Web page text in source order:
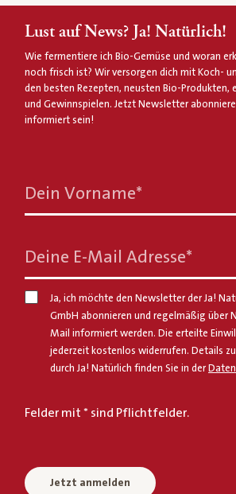
Lust auf News? Ja! Natürlich!
Wie fermentiere ich Bio-Gemüse und woran
noch frisch ist? Wir versorgen dich mit Koch-
den besten Rezepten, neusten Bio-Produkten,
und Gewinnspielen. Jetzt Newsletter
informiert sein!
Dein Vorname*
Deine E-Mail Adresse*
Ja, ich möchte den Newsletter der Ja!
GmbH abonnieren und regelmäßig über
Mail informiert werden. Die erteilte
jederzeit kostenlos widerrufen. Details
durch Ja! Natürlich finden Sie in der
Felder mit * sind Pflichtfelder.
Jetzt anmelden